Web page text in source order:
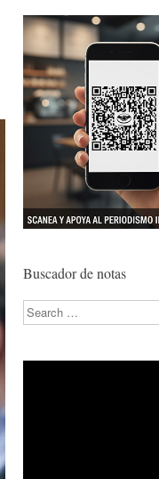
Buscador de notas
Search